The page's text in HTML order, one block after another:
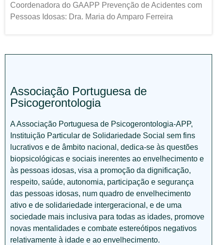
Coordenadora do GAAPP Prevenção de Acidentes com
Pessoas Idosas: Dra. Maria do Amparo Ferreira
Associação Portuguesa de
Psicogerontologia
A Associação Portuguesa de Psicogerontologia-APP,
Instituição Particular de Solidariedade Social sem fins
lucrativos e de âmbito nacional, dedica-se às questões
biopsicológicas e sociais inerentes ao envelhecimento e
às pessoas idosas, visa a promoção da dignificação,
respeito, saúde, autonomia, participação e segurança
das pessoas idosas, num quadro de envelhecimento
ativo e de solidariedade intergeracional, e de uma
sociedade mais inclusiva para todas as idades, promove
novas mentalidades e combate estereótipos negativos
relativamente à idade e ao envelhecimento.